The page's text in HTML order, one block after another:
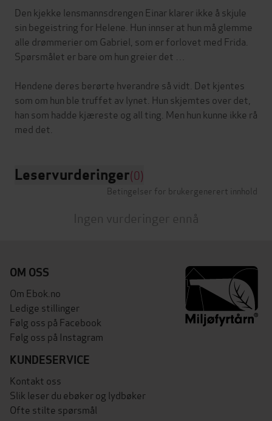
Den kjekke lensmannsdrengen Einar klarer ikke å skjule
sin begeistring for Helene. Hun innser at hun må glemme
alle drømmerier om Gabriel, som er forlovet med Frida.
Spørsmålet er bare om hun greier det …
Hendene deres berørte hverandre så vidt. Det kjentes
som om hun ble truffet av lynet. Hun skjemtes over det,
han som hadde kjæreste og all ting. Men hun kunne ikke rå
Leservurderinger(0)
Betingelser for brukergenerert innhold
Ingen vurderinger ennå
OM OSS
Om Ebok.no
Ledige stillinger
Følg oss på Facebook
Følg oss på Instagram
KUNDESERVICE
Kontakt oss
Slik leser du ebøker og lydbøker
Ofte stilte spørsmål